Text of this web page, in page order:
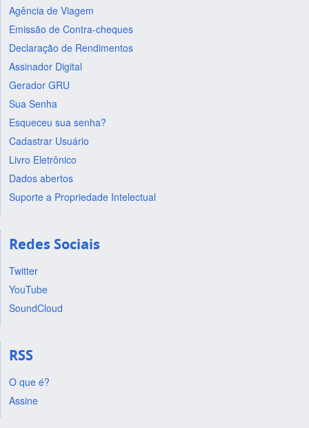
Agência de Viagem
Emissão de Contra-cheques
Declaração de Rendimentos
Assinador Digital
Gerador GRU
Sua Senha
Esqueceu sua senha?
Cadastrar Usuário
Livro Eletrônico
Dados abertos
Suporte a Propriedade Intelectual
Redes Sociais
Twitter
YouTube
SoundCloud
RSS
O que é?
Assine